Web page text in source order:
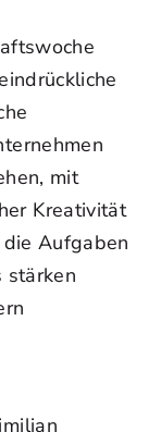
mit
Kreativität
Aufgaben
stärken